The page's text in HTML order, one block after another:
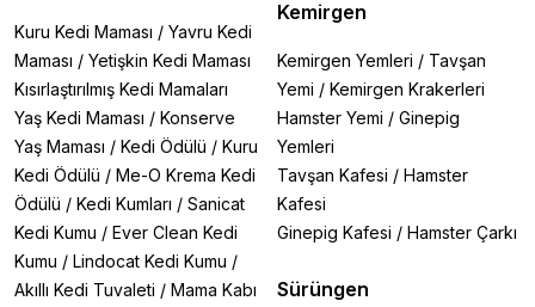
Kuru Kedi Maması / Yavru Kedi
Maması / Yetişkin Kedi Maması
Kısırlaştırılmış Kedi Mamaları
Yaş Kedi Maması / Konserve
Yaş Maması / Kedi Ödülü / Kuru
Kedi Ödülü / Me-O Krema Kedi
Ödülü / Kedi Kumları / Sanicat
Kedi Kumu / Ever Clean Kedi
Kumu / Lindocat Kedi Kumu /
Akıllı Kedi Tuvaleti / Mama Kabı
Kemirgen
Kemirgen Yemleri / Tavşan
Yemi / Kemirgen Krakerleri
Hamster Yemi / Ginepig
Yemleri
Tavşan Kafesi / Hamster
Kafesi
Ginepig Kafesi / Hamster Çarkı
Sürüngen